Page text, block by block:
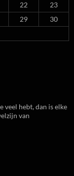
22
23
29
30
veel hebt, dan is elke
van